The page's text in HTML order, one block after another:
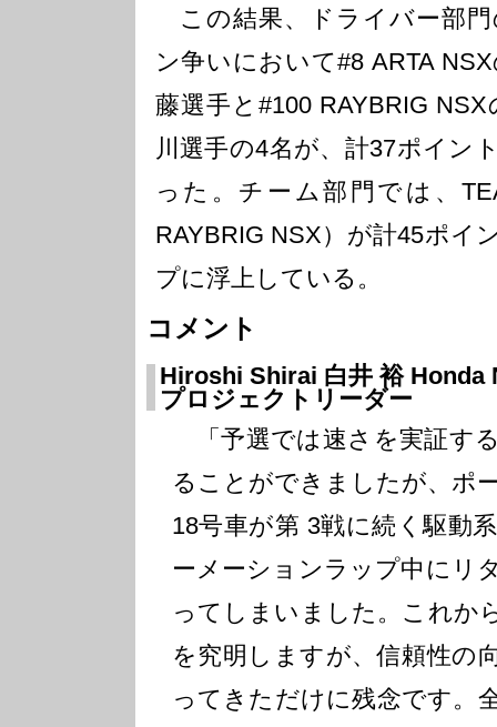
この結果、ドライバー部
ン争いにおいて#8 ARTA
藤選手と#100 RAYBRIG
川選手の4名が、計37ポイン
った。チーム部門では、
RAYBRIG NSX）が計45ポイ
プに浮上している。
コメント
Hiroshi Shirai 白井 裕 Honda
プロジェクトリーダー
「予選では速さを実証す
ることができましたが、ポ
18号車が第 3戦に続く駆動
ーメーションラップ中にリ
ってしまいました。これか
を究明しますが、信頼性の
ってきただけに残念です。